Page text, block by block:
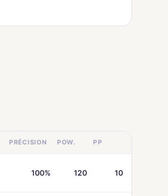
PRÉCISION POW. PP
100% 120 10